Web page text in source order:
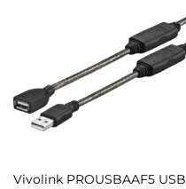
Vivolink PROUSBAAF5 USB